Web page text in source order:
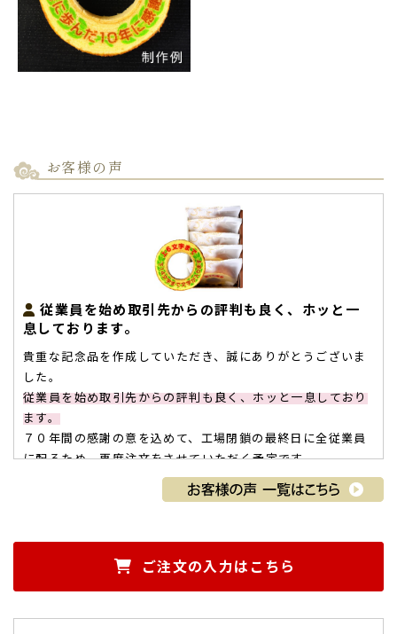
お客様の声
従業員を始め取引先からの評判も良く、ホッと一
息しております。
貴重な記念品を作成していただき、誠にありがとうございま
した。
従業員を始め取引先からの評判も良く、ホッと一息しており
ます。
７０年間の感謝の意を込めて、工場閉鎖の最終日に全従業員
に配るため、再度注文をさせていただく予定です。
お世話になった方々へのお礼の品としては、メッセージ性の
高いこの商品は気持ちが伝わりやすく、色々な場面で利用で
ありがちとうございました。（Ice Sugar様）
ご購入頂いた商品：
オリジナル名入れ・メッセージ入れ小バ
ご注文の入力はこちら